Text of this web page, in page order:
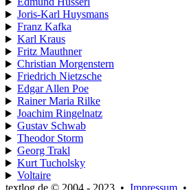
Joris-Karl Huysmans
Franz Kafka
Karl Kraus
Fritz Mauthner
Christian Morgenstern
Friedrich Nietzsche
Edgar Allen Poe
Rainer Maria Rilke
Joachim Ringelnatz
Gustav Schwab
Theodor Storm
Georg Trakl
Kurt Tucholsky
Voltaire